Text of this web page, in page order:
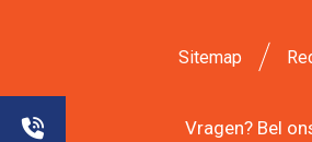
Sitemap
Vragen? Bel